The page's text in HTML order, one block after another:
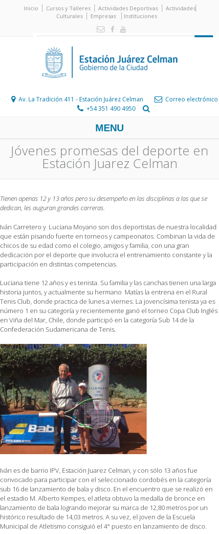
Inicio Cursos y Talleres Actividades Deportivas
Actividades
Culturales
Empresas Instituciones
Av. La Tradición 411 - Estación Juárez Celman
Correo electrónico
+54 351 490 4950
MENU
Jóvenes promesas del deporte en
Estación Juarez Celman
Tienen apenas 12 y 13 años pero su desempeño en las disciplinas a las que se
dedican, les auguran grandes carreras.
Iván Carretero y Luciana Moyano son dos deportistas de nuestra localidad
que están pisando fuerte en torneos y campeonatos. Combinan la vida de
chicos de su edad como el colegio, amigos y familia, con una gran
dedicación por el deporte que involucra el entrenamiento constante y la
participación en distintas competencias.
Luciana tiene 12 años y es tenista. Su familia y las canchas tienen una larga
historia juntos, y actualmente su hermano Matías la entrena en el Rural
Tenis Club, donde practica de lunes a viernes. La jovencísima tenista ya es
número 1 en su categoría y recientemente ganó el torneo Copa Club Inglés
en Viña del Mar, Chile, donde participó en la categoría Sub 14 de la
Confederación Sudamericana de Tenis.
Iván es de barrio IPV, Estación Juarez Celman, y con sólo 13 años fue
convocado para participar con el seleccionado cordobés en la categoría
sub 16 de lanzamiento de bala y disco. En el encuentro que se realizó en
el estadio M. Alberto Kempes, el atleta obtuvo la medalla de bronce en
lanzamiento de bala logrando mejorar su marca de 12,80 metros por un
histórico resultado de 14,03 metros. A su vez, el joven de la Escuela
Municipal de Atletismo consiguió el 4° puesto en lanzamiento de disco.